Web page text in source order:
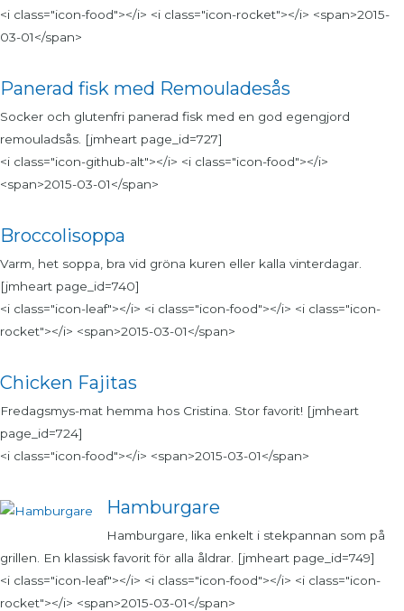
<i class="icon-food"></i> <i class="icon-rocket"></i> <span>2015-
03-01</span>
Panerad fisk med Remouladesås
Socker och glutenfri panerad fisk med en god egengjord
remouladsås. [jmheart page_id=727]
<i class="icon-github-alt"></i> <i class="icon-food"></i>
<span>2015-03-01</span>
Broccolisoppa
Varm, het soppa, bra vid gröna kuren eller kalla vinterdagar.
[jmheart page_id=740]
<i class="icon-leaf"></i> <i class="icon-food"></i> <i class="icon-
rocket"></i> <span>2015-03-01</span>
Chicken Fajitas
Fredagsmys-mat hemma hos Cristina. Stor favorit! [jmheart
page_id=724]
<i class="icon-food"></i> <span>2015-03-01</span>
Hamburgare
Hamburgare, lika enkelt i stekpannan som på
grillen. En klassisk favorit för alla åldrar. [jmheart page_id=749]
<i class="icon-leaf"></i> <i class="icon-food"></i> <i class="icon-
rocket"></i> <span>2015-03-01</span>